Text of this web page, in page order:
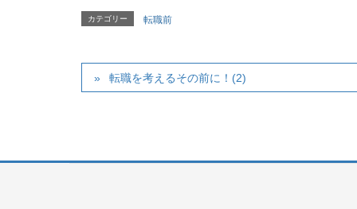
カテゴリー 転職前
転職を考えるその前に！(2)